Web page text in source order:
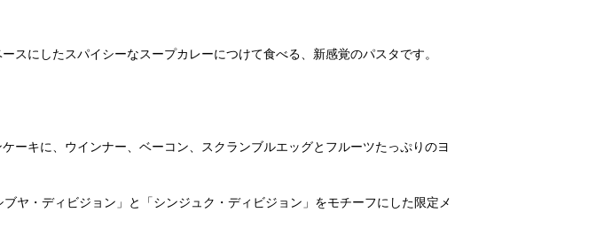
にしたスパイシーなスープカレーにつけて食べる、新感覚のパスタです。
ーキに、ウインナー、ベーコン、スクランブルエッグとフルーツたっぷりのヨ
ヤ・ディビジョン」と「シンジュク・ディビジョン」をモチーフにした限定メ